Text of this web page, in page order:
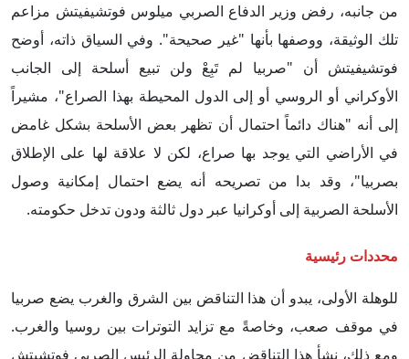
من جانبه، رفض وزير الدفاع الصربي ميلوس فوتشيفيتش مزاعم
تلك الوثيقة، ووصفها بأنها "غير صحيحة". وفي السياق ذاته، أوضح
فوتشيفيتش أن "صربيا لم تَبِعْ ولن تبيع أسلحة إلى الجانب
الأوكراني أو الروسي أو إلى الدول المحيطة بهذا الصراع"، مشيراً
إلى أنه "هناك دائماً احتمال أن تظهر بعض الأسلحة بشكل غامض
في الأراضي التي يوجد بها صراع، لكن لا علاقة لها على الإطلاق
بصربيا"، وقد بدا من تصريحه أنه يضع احتمال إمكانية وصول
الأسلحة الصربية إلى أوكرانيا عبر دول ثالثة ودون تدخل حكومته.
محددات رئيسية
للوهلة الأولى، يبدو أن هذا التناقض بين الشرق والغرب يضع صربيا
في موقف صعب، وخاصةً مع تزايد التوترات بين روسيا والغرب.
ومع ذلك، نشأ هذا التناقض من محاولة الرئيس الصربي فوتشيتش